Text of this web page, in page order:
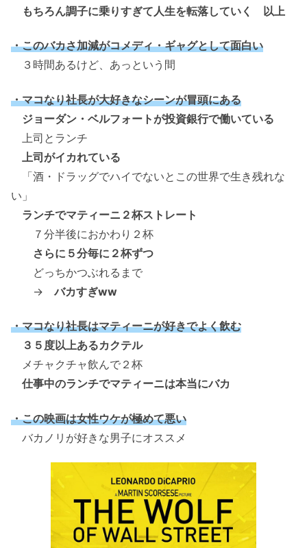
もちろん調子に乗りすぎて人生を転落していく 以上
・このバカさ加減がコメディ・ギャグとして面白い
３時間あるけど、あっという間
・マコなり社長が大好きなシーンが冒頭にある
ジョーダン・ベルフォートが投資銀行で働いている
上司とランチ
上司がイカれている
「酒・ドラッグでハイでないとこの世界で生き残れな
い」
ランチでマティーニ２杯ストレート
７分半後におかわり２杯
さらに５分毎に２杯ずつ
どっちかつぶれるまで
→バカすぎww
・マコなり社長はマティーニが好きでよく飲む
３５度以上あるカクテル
メチャクチャ飲んで２杯
仕事中のランチでマティーニは本当にバカ
・この映画は女性ウケが極めて悪い
バカノリが好きな男子にオススメ